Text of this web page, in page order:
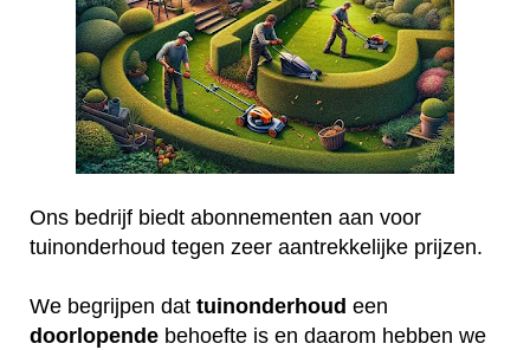
Ons bedrijf biedt abonnementen aan voor
tuinonderhoud tegen zeer aantrekkelijke prijzen.
We begrijpen dat tuinonderhoud een
doorlopende behoefte is en daarom hebben we